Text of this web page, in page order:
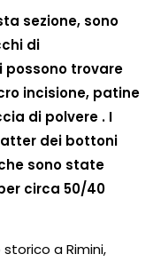
sezione, sono
di
possono trovare
incisione, patine
di polvere . I
dei bottoni
sono state
circa 50/40
a Rimini,